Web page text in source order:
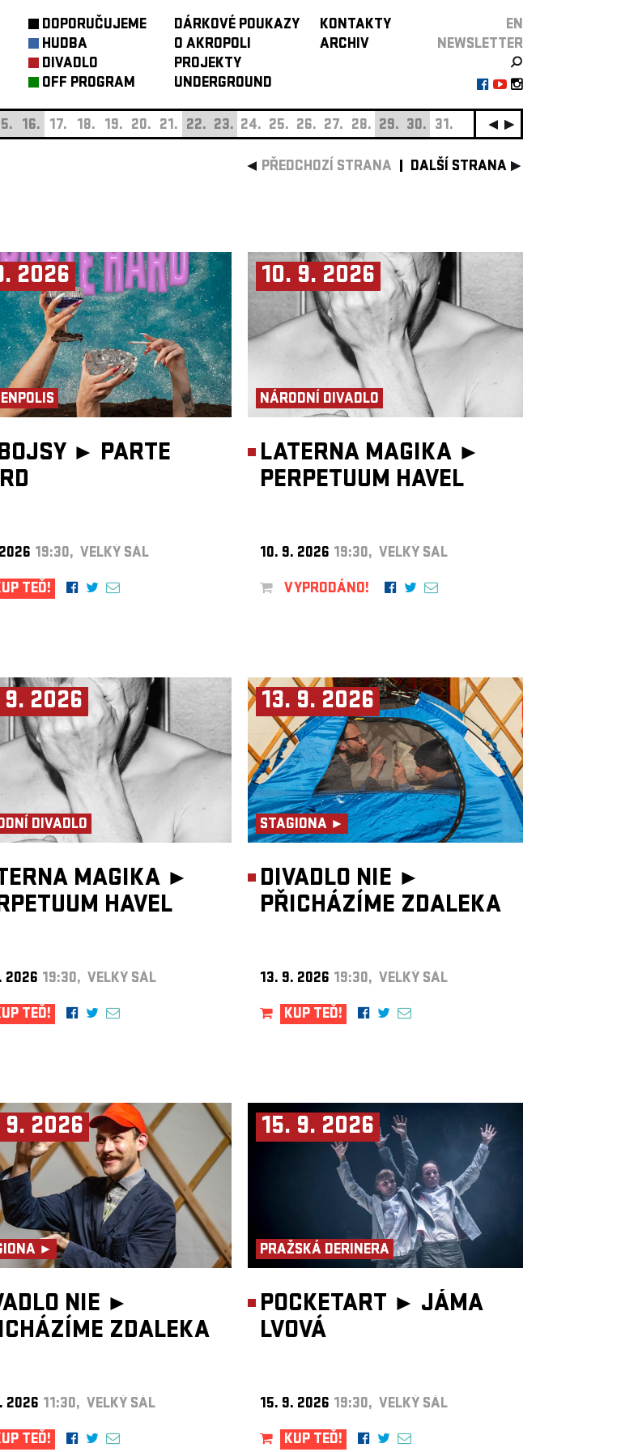
DOPORUČUJEME
HUDBA
DIVADLO
OFF PROGRAM
DÁRKOVÉ POUKAZY
O AKROPOLI
PROJEKTY
UNDERGROUND
KONTAKTY
ARCHIV
EN
NEWSLETTER
16. 17. 18. 19. 20. 21. 22. 23. 24. 25. 26. 27. 28. 29. 30. 31. ZÁŘÍ
PŘEDCHOZÍ STRANA DALŠÍ STRANA
2026
► PARTE
19:30, VELKÝ SÁL
TEĎ!
10. 9. 2026
NÁRODNÍ DIVADLO
LATERNA MAGIKA ►
PERPETUUM HAVEL
10. 9. 2026 19:30, VELKÝ SÁL
VYPRODÁNO!
9. 2026
DIVADLO
MAGIKA ►
HAVEL
2026 19:30, VELKÝ SÁL
TEĎ!
13. 9. 2026
STAGIONA ►
DIVADLO NIE ►
PŘICHÁZÍME ZDALEKA
13. 9. 2026 19:30, VELKÝ SÁL
KUP TEĎ!
9. 2026
►
NIE ►
ZDALEKA
2026 11:30, VELKÝ SÁL
TEĎ!
15. 9. 2026
PRAŽSKÁ DERINERA
POCKETART ► JÁMA
LVOVÁ
15. 9. 2026 19:30, VELKÝ SÁL
KUP TEĎ!